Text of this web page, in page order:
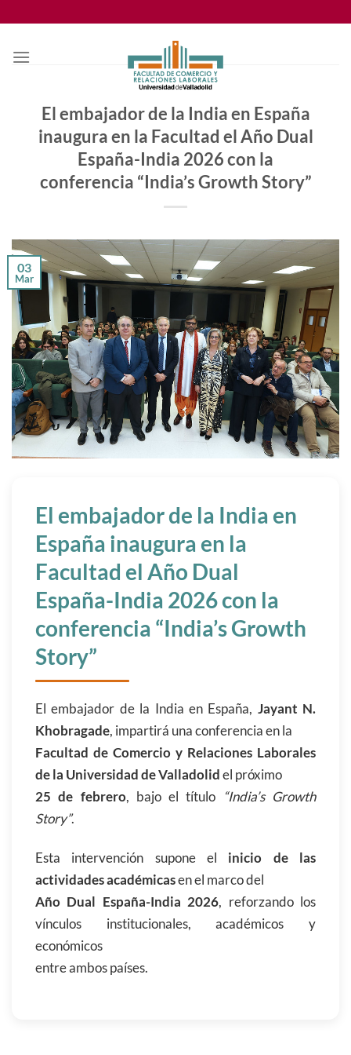
al
contenido
El embajador de la India en España
inaugura en la Facultad el Año Dual
España-India 2026 con la
conferencia “India’s Growth Story”
03
Mar
El embajador de la India en
España inaugura en la
Facultad el Año Dual
España-India 2026 con la
conferencia “India’s Growth
Story”
El embajador de la India en España, Jayant N.
Khobragade, impartirá una conferencia en la
Facultad de Comercio y Relaciones Laborales
de la Universidad de Valladolidel próximo
25 de febrero, bajo el título
“India’s Growth
Story”.
Esta intervención supone el inicio de las
actividades académicasen el marco del
Año Dual España-India 2026, reforzando los
vínculos institucionales, académicos y
económicos
entre ambos países.